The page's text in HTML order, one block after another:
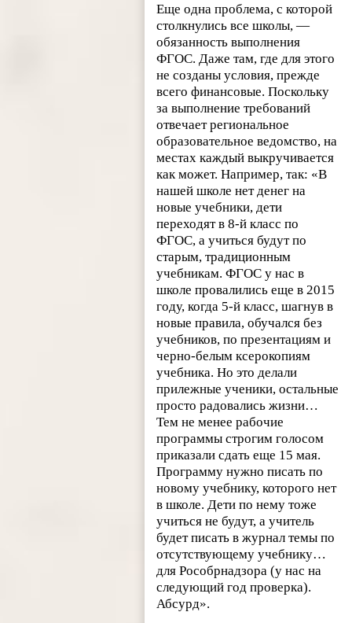
Еще одна проблема, с которой
столкнулись все школы, —
обязанность выполнения
ФГОС. Даже там, где для этого
не созданы условия, прежде
всего финансовые. Поскольку
за выполнение требований
отвечает региональное
образовательное ведомство, на
местах каждый выкручивается
как может. Например, так: «В
нашей школе нет денег на
новые учебники, дети
переходят в 8-й класс по
ФГОС, а учиться будут по
старым, традиционным
учебникам. ФГОС у нас в
школе провалились еще в 2015
году, когда 5-й класс, шагнув в
новые правила, обучался без
учебников, по презентациям и
черно-белым ксерокопиям
учебника. Но это делали
прилежные ученики, остальные
просто радовались жизни…
Тем не менее рабочие
программы строгим голосом
приказали сдать еще 15 мая.
Программу нужно писать по
новому учебнику, которого нет
в школе. Дети по нему тоже
учиться не будут, а учитель
будет писать в журнал темы по
отсутствующему учебнику…
для Рособрнадзора (у нас на
следующий год проверка).
Абсурд».